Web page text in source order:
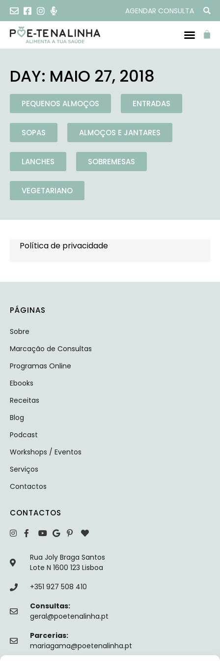
AGENDAR CONSULTA
DAY: MAIO 27, 2018
PEQUENOS ALMOÇOS ENTRADAS
SOPAS ALMOÇOS E JANTARES
LANCHES SOBREMESAS
VEGETARIANO
Política de privacidade
PÁGINAS
Sobre
Marcação de Consultas
Programas Online
Ebooks
Receitas
Blog
Podcast
Workshops / Eventos
Serviços
Contactos
CONTACTOS
Rua Joly Braga Santos
Lote N 1600 123 Lisboa
+351 927 508 410
Consultas:
geral@poetenalinha.pt
Parcerias:
mariagama@poetenalinha.pt